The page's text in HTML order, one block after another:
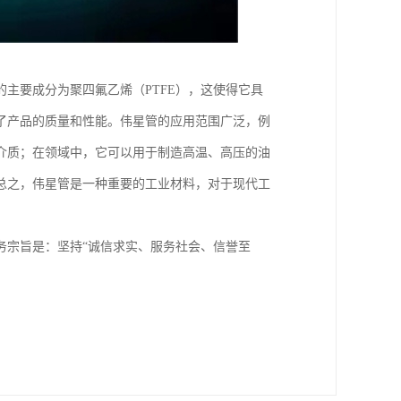
要成分为聚四氟乙烯（PTFE），这使得它具
品的质量和性能。伟星管的应用范围广泛，例
；在领域中，它可以用于制造高温、高压的油
，伟星管是一种重要的工业材料，对于现代工
旨是：坚持“诚信求实、服务社会、信誉至